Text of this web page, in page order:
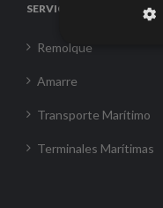
SERVICIOS
Remolque
Amarre
Transporte Marítimo
Terminales Marítimas